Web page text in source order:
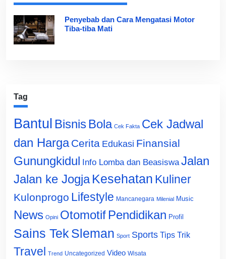
Penyebab dan Cara Mengatasi Motor
Tiba-tiba Mati
Tag
Bantul Bisnis Bola Cek Fakta Cek Jadwal
dan Harga Cerita Edukasi Finansial
Gunungkidul Info Lomba dan Beasiswa Jalan
Jalan ke Jogja Kesehatan Kuliner
Kulonprogo Lifestyle Mancanegara Milenial Music
News Opini Otomotif Pendidikan Profil
Sains Tek Sleman Sport Sports Tips Trik
Travel Trend Uncategorized Video Wisata